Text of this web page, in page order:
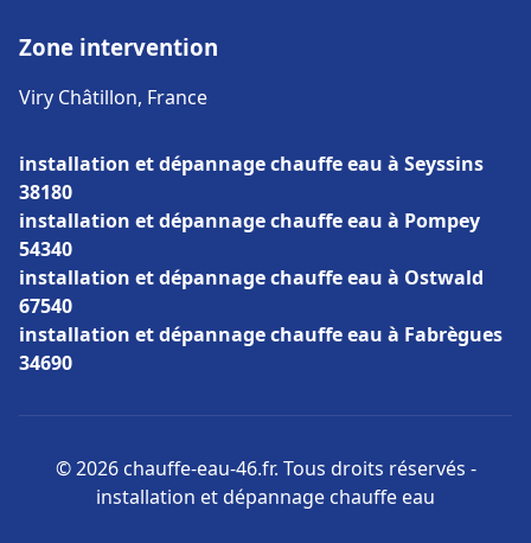
Zone intervention
Viry Châtillon, France
installation et dépannage chauffe eau à Seyssins
38180
installation et dépannage chauffe eau à Pompey
54340
installation et dépannage chauffe eau à Ostwald
67540
installation et dépannage chauffe eau à Fabrègues
34690
© 2026 chauffe-eau-46.fr. Tous droits réservés -
installation et dépannage chauffe eau